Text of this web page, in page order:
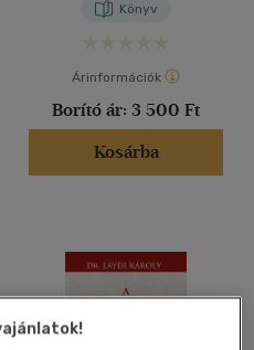
Könyv
Árinformációk
Borító ár: 3 500 Ft
Kosárba